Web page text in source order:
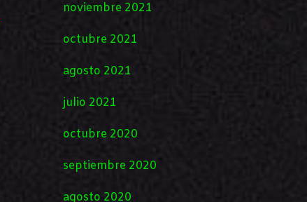
noviembre 2021
octubre 2021
agosto 2021
julio 2021
octubre 2020
septiembre 2020
agosto 2020